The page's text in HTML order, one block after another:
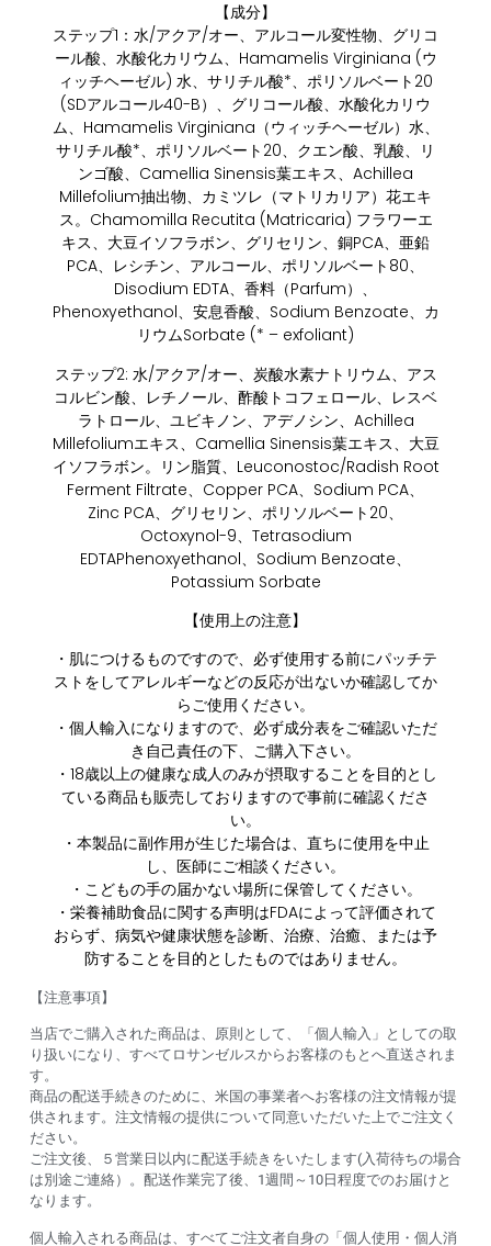
【成分】
ステップ1：水/アクア/オー、アルコール変性物、グリコ
ール酸、水酸化カリウム、Hamamelis Virginiana (ウ
ィッチヘーゼル) 水、サリチル酸*、ポリソルベート20
(SDアルコール40-B）、グリコール酸、水酸化カリウ
ム、Hamamelis Virginiana（ウィッチヘーゼル）水、
サリチル酸*、ポリソルベート20、クエン酸、乳酸、リ
ンゴ酸、Camellia Sinensis葉エキス、Achillea
Millefolium抽出物、カミツレ（マトリカリア）花エキ
ス。Chamomilla Recutita (Matricaria) フラワーエ
キス、大豆イソフラボン、グリセリン、銅PCA、亜鉛
PCA、レシチン、アルコール、ポリソルベート80、
Disodium EDTA、香料（Parfum）、
Phenoxyethanol、安息香酸、Sodium Benzoate、カ
リウムSorbate (* – exfoliant)
ステップ2: 水/アクア/オー、炭酸水素ナトリウム、アス
コルビン酸、レチノール、酢酸トコフェロール、レスベ
ラトロール、ユビキノン、アデノシン、Achillea
Millefoliumエキス、Camellia Sinensis葉エキス、大豆
イソフラボン。リン脂質、Leuconostoc/Radish Root
Ferment Filtrate、Copper PCA、Sodium PCA、
Zinc PCA、グリセリン、ポリソルベート20、
Octoxynol-9、Tetrasodium
EDTAPhenoxyethanol、Sodium Benzoate、
Potassium Sorbate
【使用上の注意】
・肌につけるものですので、必ず使用する前にパッチテ
ストをしてアレルギーなどの反応が出ないか確認してか
らご使用ください。
・個人輸入になりますので、必ず成分表をご確認いただ
き自己責任の下、ご購入下さい。
・18歳以上の健康な成人のみが摂取することを目的とし
ている商品も販売しておりますので事前に確認くださ
い。
・本製品に副作用が生じた場合は、直ちに使用を中止
し、医師にご相談ください。
・こどもの手の届かない場所に保管してください。
・栄養補助食品に関する声明はFDAによって評価されて
おらず、病気や健康状態を診断、治療、治癒、または予
防することを目的としたものではありません。
【注意事項】
当店でご購入された商品は、原則として、「個人輸入」としての取
り扱いになり、すべてロサンゼルスからお客様のもとへ直送されま
す。
商品の配送手続きのために、米国の事業者へお客様の注文情報が提
供されます。注文情報の提供について同意いただいた上でご注文く
ださい。
ご注文後、５営業日以内に配送手続きをいたします(入荷待ちの場合
は別途ご連絡）。配送作業完了後、1週間～10日程度でのお届けと
なります。
個人輸入される商品は、すべてご注文者自身の「個人使用・個人消